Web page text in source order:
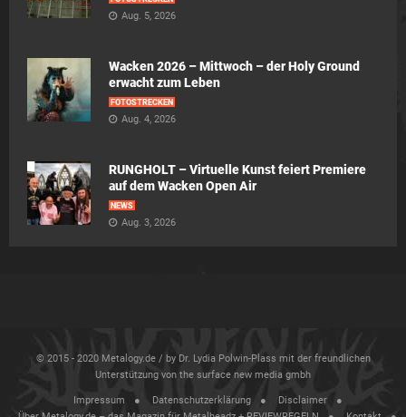
Aug. 5, 2026
Wacken 2026 – Mittwoch – der Holy Ground
erwacht zum Leben
FOTOSTRECKEN
Aug. 4, 2026
RUNGHOLT – Virtuelle Kunst feiert Premiere
auf dem Wacken Open Air
NEWS
Aug. 3, 2026
© 2015 - 2020 Metalogy.de / by Dr. Lydia Polwin-Plass mit der freundlichen
Unterstützung von the surface new media gmbh
Impressum Datenschutzerklärung
Disclaimer